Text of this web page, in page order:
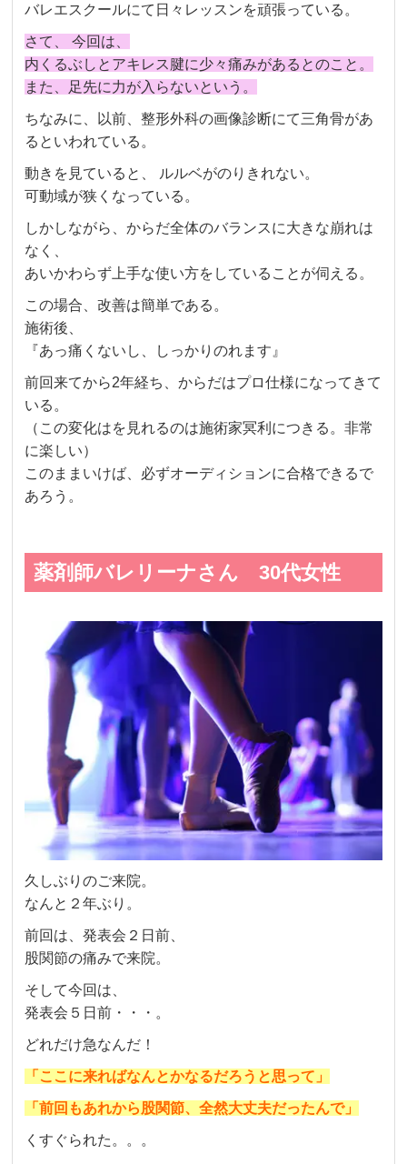
バレエスクールにて日々レッスンを頑張っている。
さて、 今回は、
内くるぶしとアキレス腱に少々痛みがあるとのこと。
また、足先に力が入らないという。
ちなみに、以前、整形外科の画像診断にて三角骨があ
るといわれている。
動きを見ていると、 ルルベがのりきれない。
可動域が狭くなっている。
しかしながら、からだ全体のバランスに大きな崩れは
なく、
あいかわらず上手な使い方をしていることが伺える。
この場合、改善は簡単である。
施術後、
『あっ痛くないし、しっかりのれます』
前回来てから2年経ち、からだはプロ仕様になってきて
いる。
（この変化はを見れるのは施術家冥利につきる。非常
に楽しい）
このままいけば、必ずオーディションに合格できるで
あろう。
薬剤師バレリーナさん 30代女性
久しぶりのご来院。
なんと２年ぶり。
前回は、発表会２日前、
股関節の痛みで来院。
そして今回は、
発表会５日前・・・。
どれだけ急なんだ！
「ここに来ればなんとかなるだろうと思って」
「前回もあれから股関節、全然大丈夫だったんで」
くすぐられた。。。